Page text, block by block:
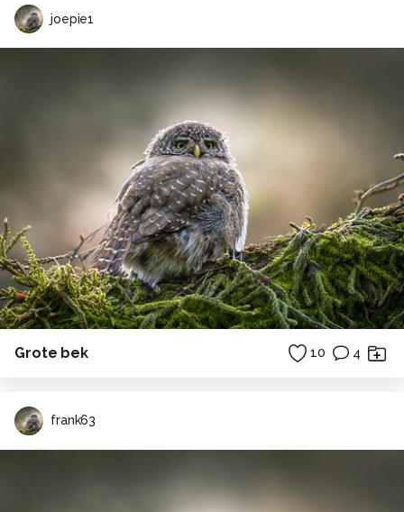
joepie1
Grote bek 10 4
frank63